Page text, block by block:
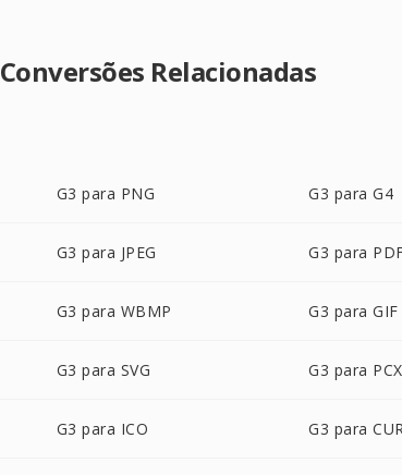
Conversões Relacionadas
G3 para PNG G3 para G4
G3 para JPEG G3 para
G3 para WBMP G3 para GIF
G3 para SVG G3 para PCX
G3 para ICO G3 para